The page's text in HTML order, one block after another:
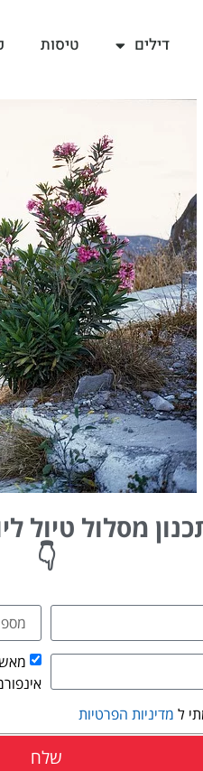
דילים טיסות
מסלול טיול
👇
ל מדיניות הפרטיות
שלח